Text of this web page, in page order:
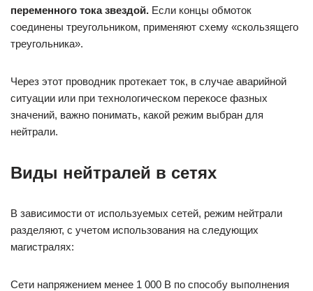
переменного тока звездой. Если концы обмоток
соединены треугольником, применяют схему «скользящего
треугольника».
Через этот проводник протекает ток, в случае аварийной
ситуации или при технологическом перекосе фазных
значений, важно понимать, какой режим выбран для
нейтрали.
Виды нейтралей в сетях
В зависимости от используемых сетей, режим нейтрали
разделяют, с учетом использования на следующих
магистралях:
Сети напряжением менее 1 000 В по способу выполнения